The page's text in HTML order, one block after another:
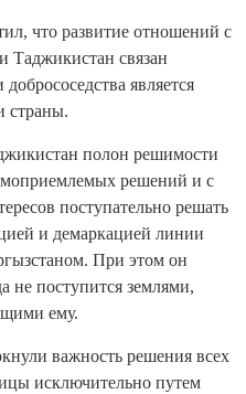
что развитие отношений с
Таджикистан связан
является
страны.
полон решимости
решений и с
поступательно решать
и демаркацией линии
При этом он
не поступится землями,
ему.
важность решения всех
исключительно путем